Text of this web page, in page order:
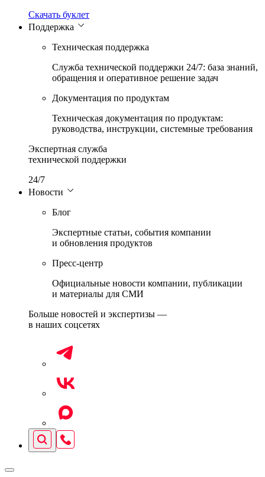
Скачать буклет
Поддержка
Техническая поддержка
Служба технической поддержки 24/7: база знаний,
обращения и оперативное решение задач
Документация по продуктам
Техническая документация по продуктам:
руководства, инструкции, системные требования
Экспертная служба
технической поддержки
365 дней
Новости
Блог
Экспертные статьи, события компании
и обновления продуктов
Пресс-центр
Официальные новости компании, публикации
и материалы для СМИ
Больше новостей и экспертизы —
в наших соцсетях